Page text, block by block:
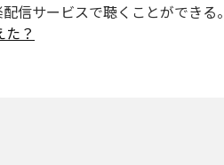
信サービスで聴くことができる。
た？